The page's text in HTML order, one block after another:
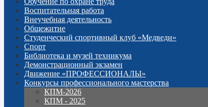
Воспитательная работа
Внеучебная деятельность
Общежитие
Студенческий спортивный клуб «Медведи»
Спорт
Библиотека и музей техникума
Демонстрационный экзамен
Движение «ПРОФЕССИОНАЛЫ»
Конкурсы профессионального мастерства
КПМ-2026
КПМ - 2025